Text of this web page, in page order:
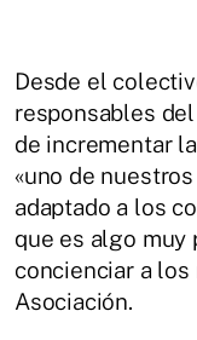
Desde el
responsables
de incrementar
«uno de
adaptado a los
que es algo muy
concienciar a los
Asociación.